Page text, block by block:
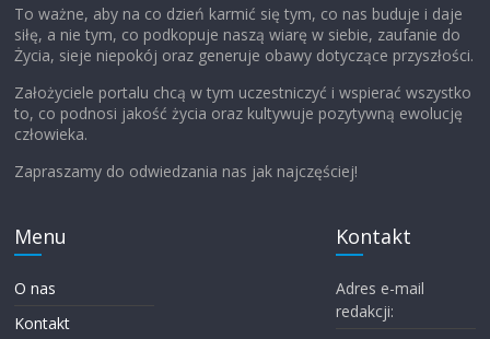
To ważne, aby na co dzień karmić się tym, co nas buduje i daje
siłę, a nie tym, co podkopuje naszą wiarę w siebie, zaufanie do
Życia, sieje niepokój oraz generuje obawy dotyczące przyszłości.
Założyciele portalu chcą w tym uczestniczyć i wspierać wszystko
to, co podnosi jakość życia oraz kultywuje pozytywną ewolucję
człowieka.
Zapraszamy do odwiedzania nas jak najczęściej!
Menu
O nas
Kontakt
Kontakt
Adres e-mail
redakcji: